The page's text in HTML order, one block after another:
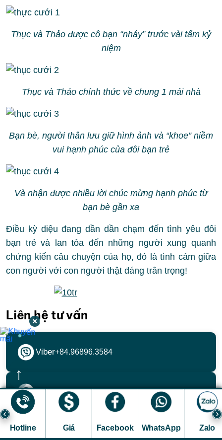
Thục và Thảo được cô bạn “nháy” trước vài tấm kỷ
niệm
Thục và Thảo chính thức về chung 1 mái nhà
Bạn bè, người thân lưu giữ hình ảnh và “khoe” niềm
vui hạnh phúc của đôi bạn trẻ
Và nhận được nhiều lời chúc mừng hạnh phúc từ
bạn bè gần xa
Điều kỳ diệu đang dần dần chạm đến tình yêu đôi
bạn trẻ và lan tỏa đến những người xung quanh
chứng kiến câu chuyện của họ, đó là tình cảm giữa
con người với con người thật đáng trân trọng!
Liên hệ tư vấn
Viber+84.96896.3584
Whatsapp+84.96484.5399
Zalo +84.96868.1111
Hotline Giá Facebook WhatsApp Zalo
↑